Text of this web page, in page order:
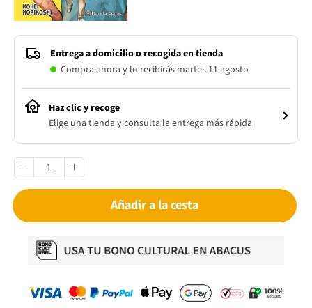
Entrega a domicilio o recogida en tienda
Compra ahora y lo recibirás martes 11 agosto
Haz clic y recoge
Elige una tienda y consulta la entrega más rápida
Añadir a la cesta